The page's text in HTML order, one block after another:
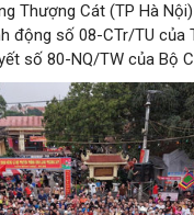
Thượng Cát (TP Hà
động số 08-CTr/TU của
số 80-NQ/TW của Bộ
Kế hoạch của UBND
chức nhiều hoạt động
Văn hóa Việt Nam”